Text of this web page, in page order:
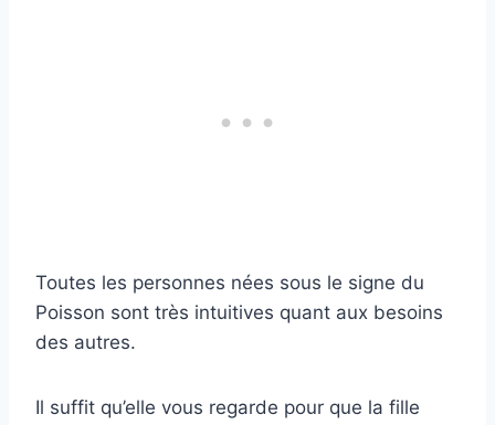
Toutes les personnes nées sous le signe du
Poisson sont très intuitives quant aux besoins
des autres.
Il suffit qu’elle vous regarde pour que la fille